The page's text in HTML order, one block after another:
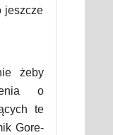
jeszcze
żeby
o
te
Gore-